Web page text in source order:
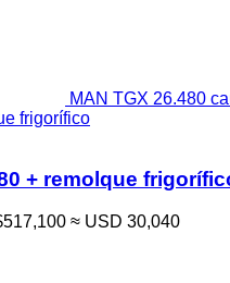
MAN TGX 26.480
frigorífico
+ remolque
≈ USD 30,040